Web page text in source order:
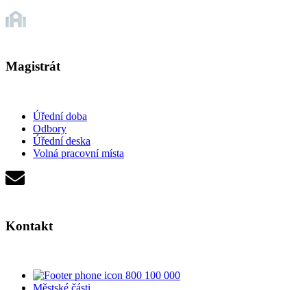
Magistrát
Úřední doba
Odbory
Úřední deska
Volná pracovní místa
Kontakt
800 100 000